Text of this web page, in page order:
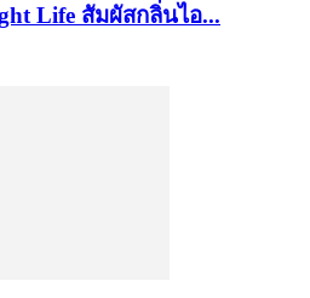
Life สัมผัสกลิ่นไอ...